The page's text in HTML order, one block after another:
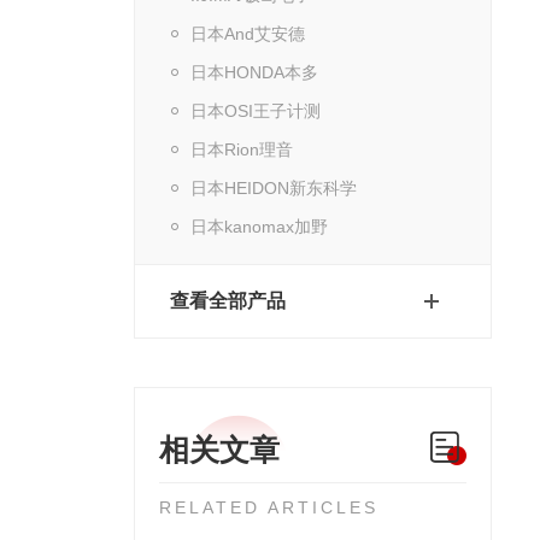
日本And艾安德
日本HONDA本多
日本OSI王子计测
日本Rion理音
日本HEIDON新东科学
日本kanomax加野
查看全部产品
相关文章
RELATED ARTICLES